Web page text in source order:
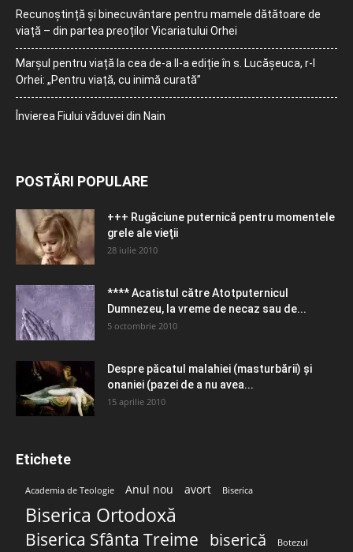
Recunoștință și binecuvântare pentru mamele dătătoare de
viață – din partea preoților Vicariatului Orhei
Marșul pentru viață la cea de-a II-a ediție în s. Lucășeuca, r-l
Orhei: „Pentru viață, cu inimă curată”
Învierea Fiului văduvei din Nain
POSTĂRI POPULARE
+++ Rugăciune puternică pentru momentele
grele ale vieţii
28 iulie 2010
**** Acatistul către Atotputernicul
Dumnezeu, la vreme de necaz sau de...
5 octombrie 2010
Despre păcatul malahiei (masturbării) şi
onaniei (pazei de a nu avea...
15 aprilie 2010
Etichete
Academia de Teologie Anul nou avort Biserica
Biserica Ortodoxă
Biserica Sfânta Treime biserică Botezul